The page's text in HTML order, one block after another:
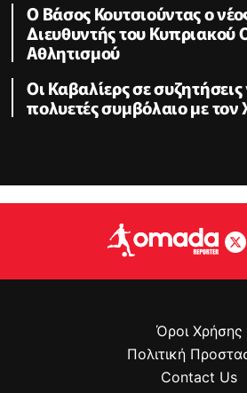
Ο Βάσος Κουτσιούντας ο
Διευθυντής του Κυπριακού
Αθλητισμού
Οι Καβαλίερς σε συζητήσεις
πολυετές συμβόλαιο με τον
Όροι Χρήσης
Πολιτική
Contact Us